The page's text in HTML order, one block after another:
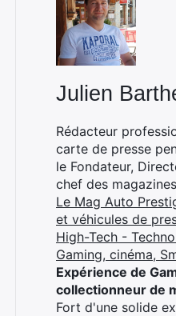
Julien
Rédacteur
carte de presse
le Fondateur,
chef des magazines
Le Mag Auto
et véhicules de
High-Tech -
Gaming, cinéma,
Expérience de
collectionneur de
Fort d'une solide
Rechercher